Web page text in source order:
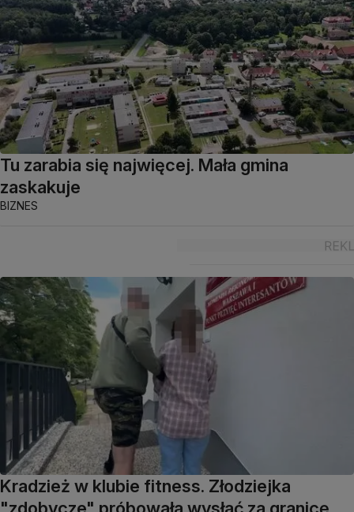
Tu zarabia się najwięcej. Mała gmina
zaskakuje
BIZNES
Kradzież w klubie fitness. Złodziejka
"zdobycze" próbowała wysłać za granicę